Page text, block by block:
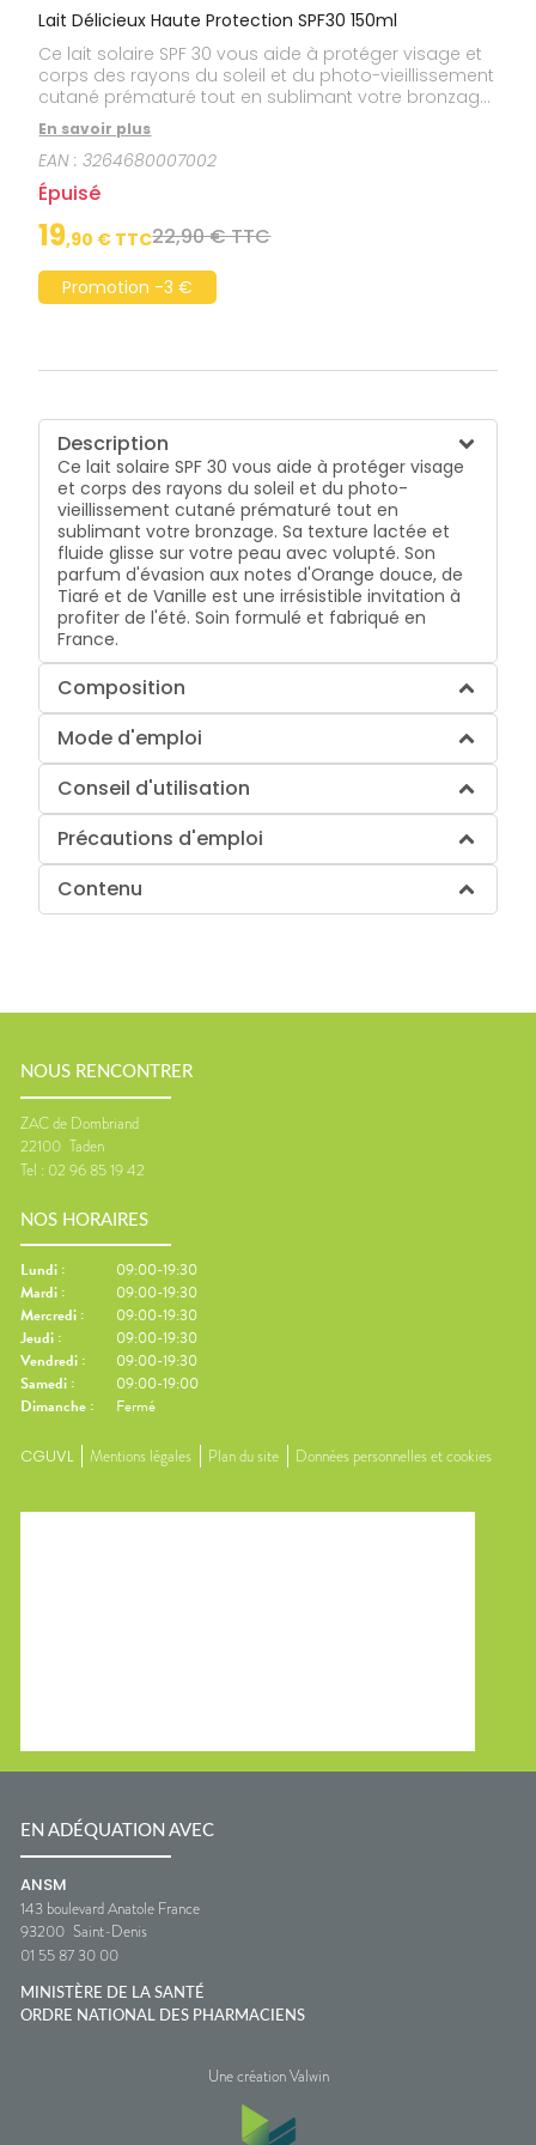
Lait Délicieux Haute Protection SPF30 150ml
Ce lait solaire SPF 30 vous aide à protéger visage et
corps des rayons du soleil et du photo-vieillissement
cutané prématuré tout en sublimant votre bronzage.
Sa texture lactée et fluide glisse sur votre peau avec
volupté. Son parfum d'évasion aux notes d'Orange
douce, de Tiaré et de Vanille est une irrésistible
invitation à profiter de l'été. Soin formulé et fabriqué
en France.
En savoir plus
EAN :3264680007002
Épuisé
19,90 € TTC22,90 € TTC
Promotion -3 €
Description
Ce lait solaire SPF 30 vous aide à protéger visage
et corps des rayons du soleil et du photo-
vieillissement cutané prématuré tout en
sublimant votre bronzage. Sa texture lactée et
fluide glisse sur votre peau avec volupté. Son
parfum d'évasion aux notes d'Orange douce, de
Tiaré et de Vanille est une irrésistible invitation à
profiter de l'été. Soin formulé et fabriqué en
France.
Composition
Mode d'emploi
Conseil d'utilisation
Précautions d'emploi
Contenu
NOUS RENCONTRER
ZAC de Dombriand
22100 Taden
Tel : 02 96 85 19 42
NOS HORAIRES
Lundi :
09:00-19:30
Mardi :
09:00-19:30
Mercredi :
09:00-19:30
Jeudi :
09:00-19:30
Vendredi :
09:00-19:30
Samedi :
09:00-19:00
Dimanche : Fermé
CGUVL Mentions légales Plan du site Données personnelles et cookies
EN ADÉQUATION AVEC
ANSM
143 boulevard Anatole France
93200 Saint-Denis
01 55 87 30 00
MINISTÈRE DE LA SANTÉ
ORDRE NATIONAL DES PHARMACIENS
Une création Valwin